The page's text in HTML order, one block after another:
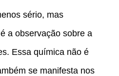
sério, mas
a observação sobre a
Essa química não é
se manifesta nos